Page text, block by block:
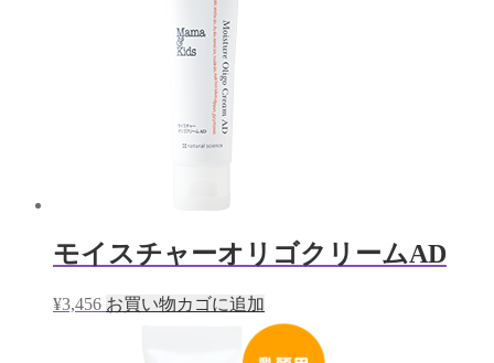
モイスチャーオリゴクリームAD
¥3,456 お買い物カゴに追加